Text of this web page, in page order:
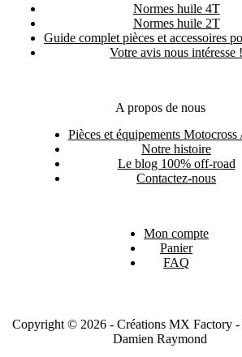
Normes huile 4T
Normes huile 2T
Guide complet pièces et accessoires
Votre avis nous intéresse !
A propos de nous
Pièces et équipements Motocross
Notre histoire
Le blog 100% off-road
Contactez-nous
Mon compte
Panier
FAQ
Copyright © 2026 - Créations MX Factory -
Damien Raymond